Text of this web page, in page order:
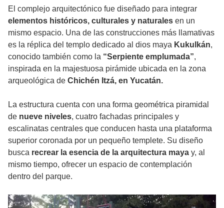
El complejo arquitectónico fue diseñado para integrar
elementos históricos, culturales y naturales en un
mismo espacio. Una de las construcciones más llamativas
es la réplica del templo dedicado al dios maya Kukulkán,
conocido también como la “Serpiente emplumada”,
inspirada en la majestuosa pirámide ubicada en la zona
arqueológica de Chichén Itzá, en Yucatán.
La estructura cuenta con una forma geométrica piramidal
de nueve niveles, cuatro fachadas principales y
escalinatas centrales que conducen hasta una plataforma
superior coronada por un pequeño templete. Su diseño
busca recrear la esencia de la arquitectura maya y, al
mismo tiempo, ofrecer un espacio de contemplación
dentro del parque.